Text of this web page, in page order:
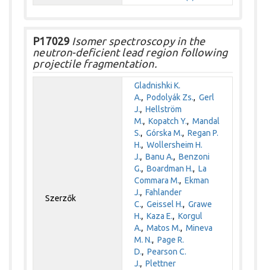
P17029 Isomer spectroscopy in the
neutron-deficient lead region following
projectile fragmentation.
Szerzők
Gladnishki K.
A.,Podolyák Zs.,Gerl
J.,Hellström
M.,Kopatch Y.,Mandal
S.,Górska M.,Regan P.
H.,Wollersheim H.
J.,Banu A.,Benzoni
G.,Boardman H.,La
Commara M.,Ekman
J.,Fahlander
C.,Geissel H.,Grawe
H.,Kaza E.,Korgul
A.,Matos M.,Mineva
M. N.,Page R.
D.,Pearson C.
J.,Plettner